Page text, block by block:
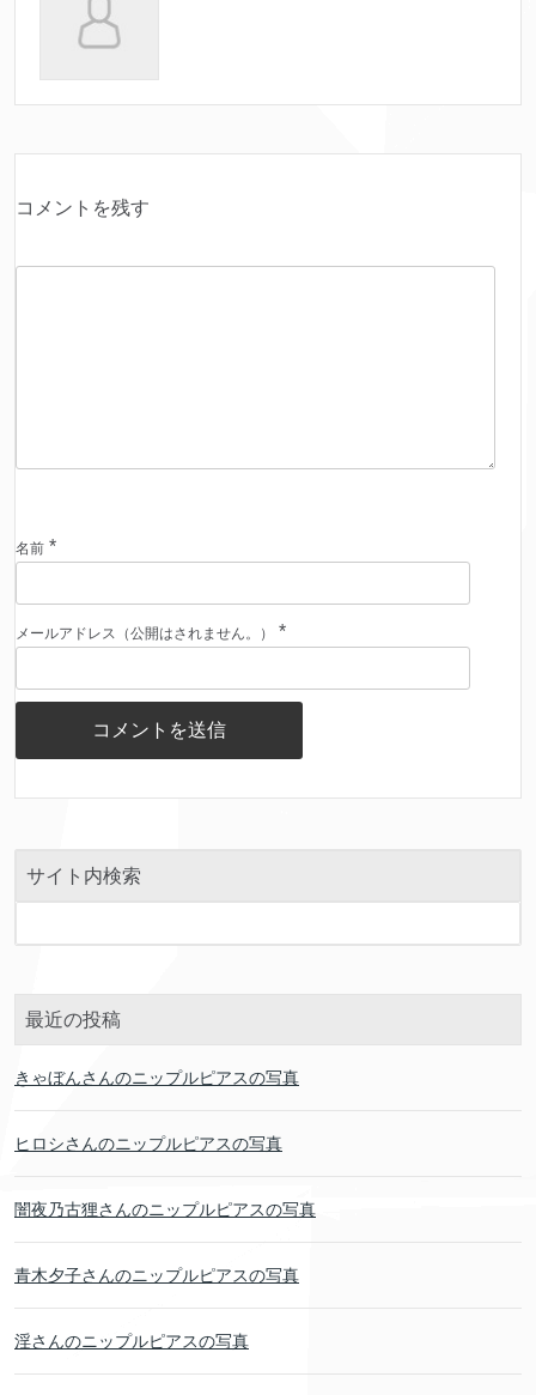
コメントを残す
名前 *
メールアドレス（公開はされません。） *
サイト内検索
最近の投稿
きゃぼんさんのニップルピアスの写真
ヒロシさんのニップルピアスの写真
闇夜乃古狸さんのニップルピアスの写真
青木夕子さんのニップルピアスの写真
淫さんのニップルピアスの写真